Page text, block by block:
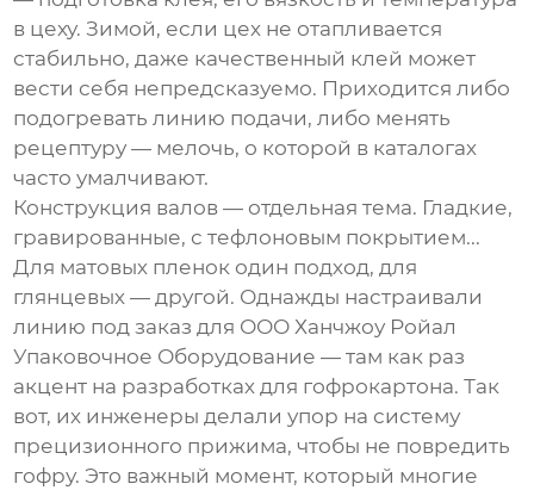
в цеху. Зимой, если цех не отапливается
стабильно, даже качественный клей может
вести себя непредсказуемо. Приходится либо
подогревать линию подачи, либо менять
рецептуру — мелочь, о которой в каталогах
часто умалчивают.
Конструкция валов — отдельная тема. Гладкие,
гравированные, с тефлоновым покрытием...
Для матовых пленок один подход, для
глянцевых — другой. Однажды настраивали
линию под заказ для ООО Ханчжоу Ройал
Упаковочное Оборудование — там как раз
акцент на разработках для гофрокартона. Так
вот, их инженеры делали упор на систему
прецизионного прижима, чтобы не повредить
гофру. Это важный момент, который многие